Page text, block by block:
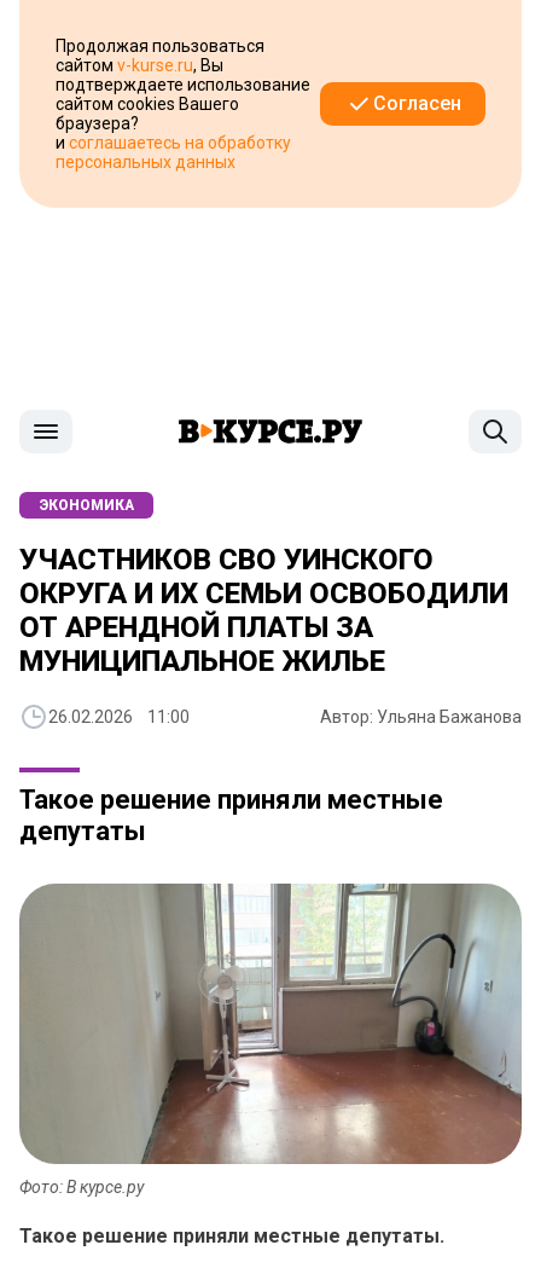
Продолжая пользоваться
сайтом v-kurse.ru, Вы
подтверждаете использование
сайтом cookies Вашего
браузера?
и соглашаетесь на обработку
персональных данных
Согласен
ЭКОНОМИКА
УЧАСТНИКОВ СВО УИНСКОГО
ОКРУГА И ИХ СЕМЬИ ОСВОБОДИЛИ
ОТ АРЕНДНОЙ ПЛАТЫ ЗА
МУНИЦИПАЛЬНОЕ ЖИЛЬЕ
26.02.2026 11:00 Автор: Ульяна Бажанова
Такое решение приняли местные
депутаты
Фото: В курсе.ру
Такое решение приняли местные депутаты.